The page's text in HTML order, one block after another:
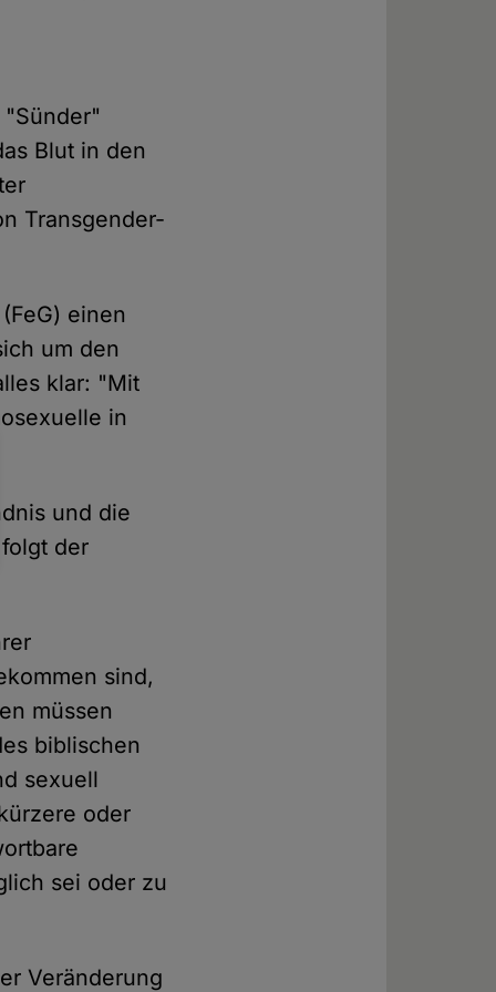
Blut in den
Transgender-
einen
um den
klar: "Mit
in
und die
der
sind,
müssen
biblischen
sexuell
oder
sei oder zu
Veränderung